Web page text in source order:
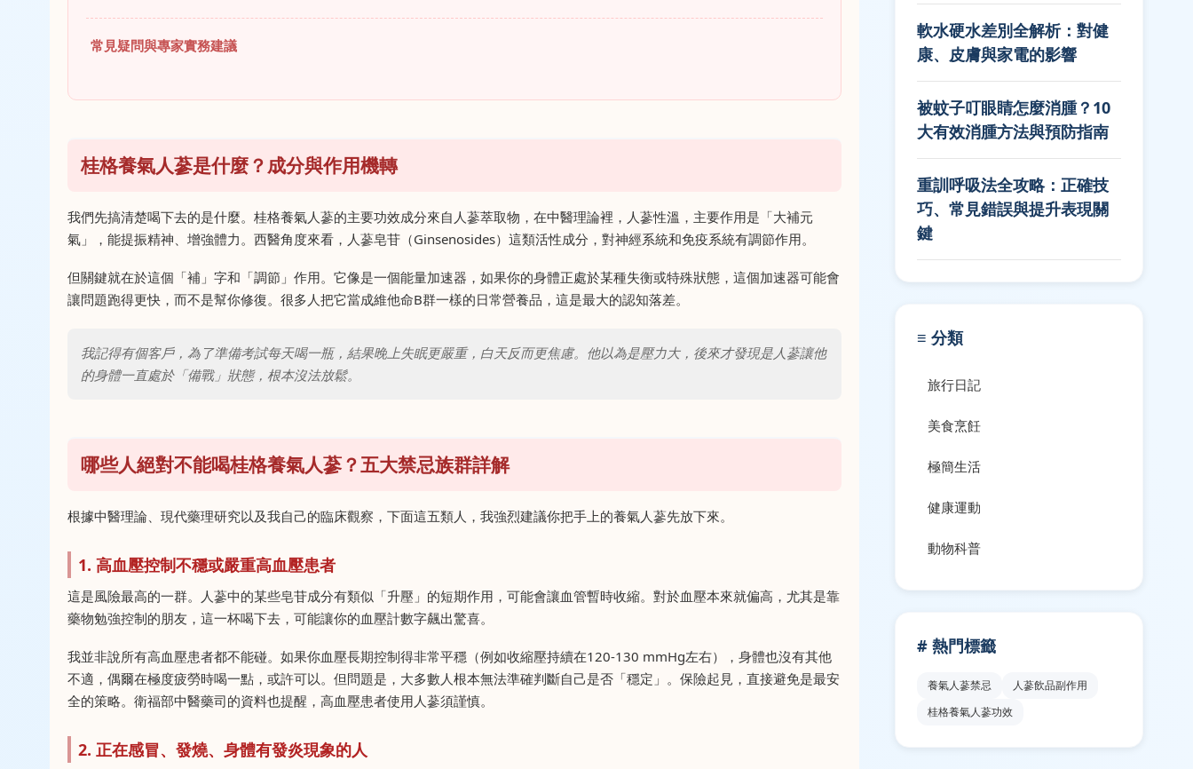
常見疑問與專家實務建議
桂格養氣人蔘是什麼？成分與作用機轉
我們先搞清楚喝下去的是什麼。桂格養氣人蔘的主要功效成分來自人蔘萃取物，在中醫理論裡，人蔘性溫，主要作用是「大補元
氣」，能提振精神、增強體力。西醫角度來看，人蔘皂苷（Ginsenosides）這類活性成分，對神經系統和免疫系統有調節作用。
但關鍵就在於這個「補」字和「調節」作用。它像是一個能量加速器，如果你的身體正處於某種失衡或特殊狀態，這個加速器可能會
讓問題跑得更快，而不是幫你修復。很多人把它當成維他命B群一樣的日常營養品，這是最大的認知落差。
我記得有個客戶，為了準備考試每天喝一瓶，結果晚上失眠更嚴重，白天反而更焦慮。他以為是壓力大，後來才發現是人蔘讓他
的身體一直處於「備戰」狀態，根本沒法放鬆。
哪些人絕對不能喝桂格養氣人蔘？五大禁忌族群詳解
根據中醫理論、現代藥理研究以及我自己的臨床觀察，下面這五類人，我強烈建議你把手上的養氣人蔘先放下來。
1. 高血壓控制不穩或嚴重高血壓患者
這是風險最高的一群。人蔘中的某些皂苷成分有類似「升壓」的短期作用，可能會讓血管暫時收縮。對於血壓本來就偏高，尤其是靠
藥物勉強控制的朋友，這一杯喝下去，可能讓你的血壓計數字飆出驚喜。
我並非說所有高血壓患者都不能碰。如果你血壓長期控制得非常平穩（例如收縮壓持續在120-130 mmHg左右），身體也沒有其他
不適，偶爾在極度疲勞時喝一點，或許可以。但問題是，大多數人根本無法準確判斷自己是否「穩定」。保險起見，直接避免是最安
全的策略。衛福部中醫藥司的資料也提醒，高血壓患者使用人蔘須謹慎。
2. 正在感冒、發燒、身體有發炎現象的人
軟水硬水差別全解析：對健
康、皮膚與家電的影響
被蚊子叮眼睛怎麼消腫？10
大有效消腫方法與預防指南
重訓呼吸法全攻略：正確技
巧、常見錯誤與提升表現關
鍵
≡ 分類
旅行日記
美食烹飪
極簡生活
健康運動
動物科普
# 熱門標籤
養氣人蔘禁忌
人蔘飲品副作用
桂格養氣人蔘功效